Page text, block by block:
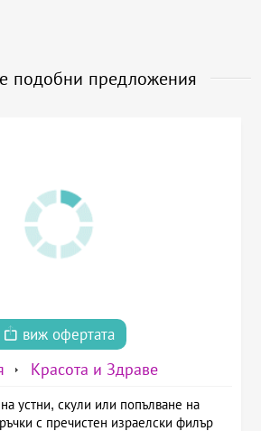
подобни предложения
виж офертата
Красота и Здраве
устни, скули или попълване на
с пречистен израелски филър